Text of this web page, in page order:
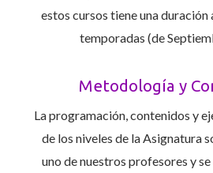
estos cursos tiene una
temporadas (de
Metodología y
La programación, contenidos y
de los niveles de la Asignatura
uno de nuestros profesores y